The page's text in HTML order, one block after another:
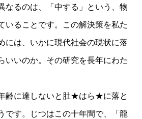
るのは、「中する」という、物
いることです。この解決策を私た
には、いかに現代社会の現状に落
いいのか。その研究を長年にわた
齢に達しないと肚★はら★に落と
です。じつはこの十年間で、「龍